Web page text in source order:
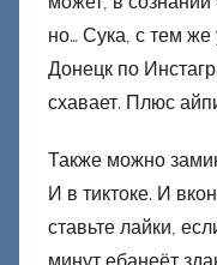
но… Сука, с тем
Донецк по
схавает. Плюс
Также можно
И в тиктоке. И
ставьте лайки,